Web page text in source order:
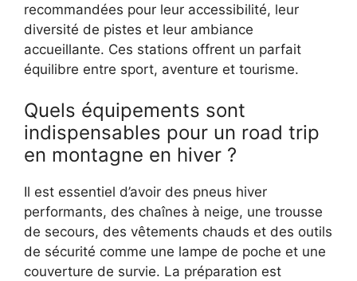
recommandées pour leur accessibilité, leur
diversité de pistes et leur ambiance
accueillante. Ces stations offrent un parfait
équilibre entre sport, aventure et tourisme.
Quels équipements sont
indispensables pour un road trip
en montagne en hiver ?
Il est essentiel d’avoir des pneus hiver
performants, des chaînes à neige, une trousse
de secours, des vêtements chauds et des outils
de sécurité comme une lampe de poche et une
couverture de survie. La préparation est